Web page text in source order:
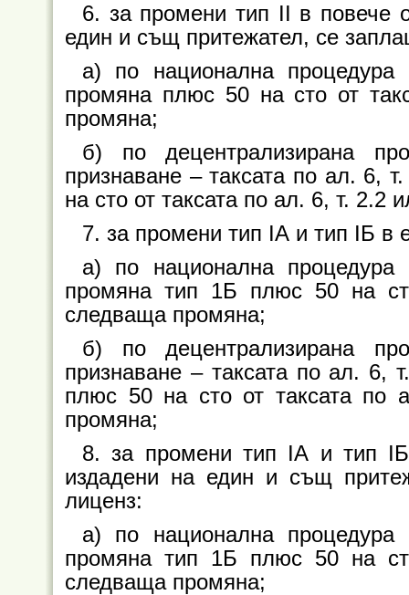
6. за промени тип II в повече
един и същ притежател, се
а) по национална
промяна плюс 50 на сто от
промяна;
б) по децентрализирана
признаване – таксата по ал. 6,
на сто от таксата по ал. 6, т.
7. за промени тип IА и тип IБ в
а) по национална
промяна тип 1Б плюс 50 на
следваща промяна;
б) по децентрализирана
признаване – таксата по ал. 6,
плюс 50 на сто от таксата по
промяна;
8. за промени тип ІА и тип
издадени на един и същ
лиценз:
а) по национална
промяна тип 1Б плюс 50 на
следваща промяна;